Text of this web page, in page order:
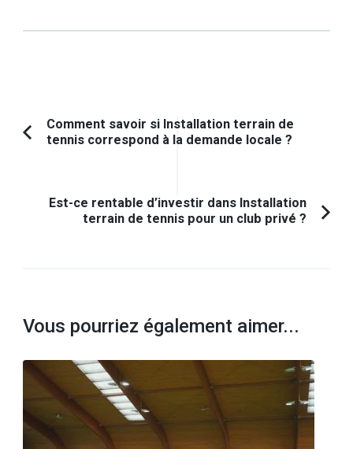
Navigation
d'article
Article
Comment savoir si Installation terrain de
tennis correspond à la demande locale ?
Est-ce rentable d’investir dans Installation
terrain de tennis pour un club privé ?
Vous pourriez également aimer...